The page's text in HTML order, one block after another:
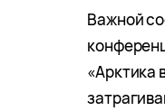
Важной
«Арктика